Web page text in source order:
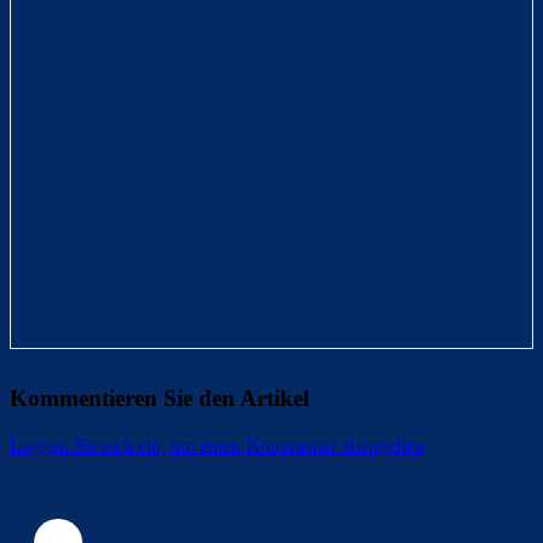
Kommentieren Sie den Artikel
Loggen Sie sich ein, um einen Kommentar abzugeben